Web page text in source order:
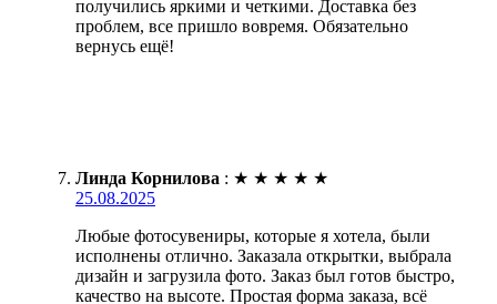
получились яркими и четкими. Доставка без
проблем, все пришло вовремя. Обязательно
вернусь ещё!
Линда Корнилова : ★ ★ ★ ★ ★
25.08.2025
Любые фотосувениры, которые я хотела, были
исполнены отлично. Заказала открытки, выбрала
дизайн и загрузила фото. Заказ был готов быстро,
качество на высоте. Простая форма заказа, всё